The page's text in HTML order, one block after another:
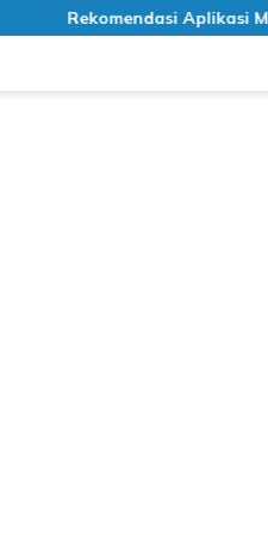
Rekomendasi Aplikasi Meditasi